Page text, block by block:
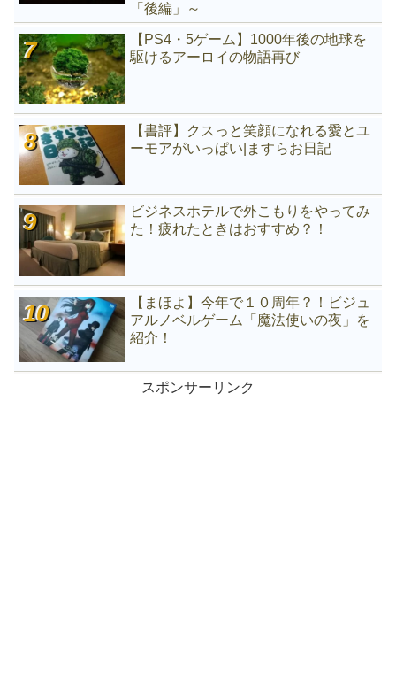
「後編」～
【PS4・5ゲーム】1000年後の地球を
駆けるアーロイの物語再び
【書評】クスっと笑顔になれる愛とユ
ーモアがいっぱい|ますらお日記
ビジネスホテルで外こもりをやってみ
た！疲れたときはおすすめ？！
【まほよ】今年で１０周年？！ビジュ
アルノベルゲーム「魔法使いの夜」を
紹介！
スポンサーリンク